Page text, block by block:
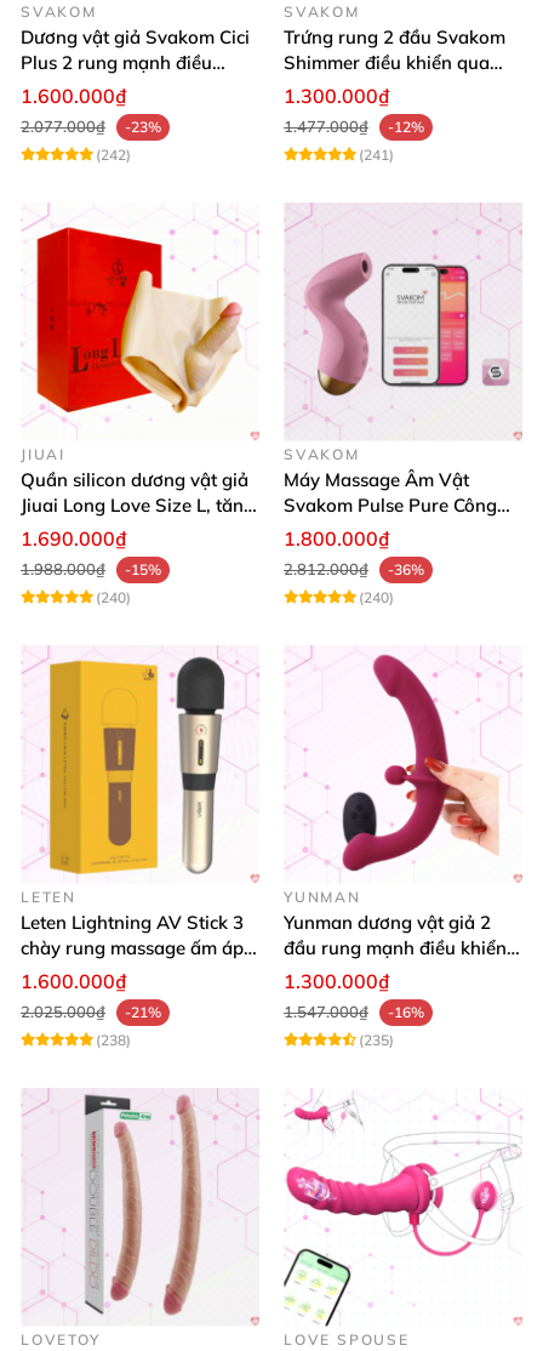
SVAKOM
Dương vật giả Svakom Cici
Plus 2 rung mạnh điều
khiển App an toàn
1.600.000₫
2.077.000₫
-23%
(242)
SVAKOM
Trứng rung 2 đầu Svakom
Shimmer điều khiển qua
App siêu kích thích
1.300.000₫
1.477.000₫
-12%
(241)
JIUAI
Quần silicon dương vật giả
Jiuai Long Love Size L, tăng
khoái cảm, giá tốt
1.690.000₫
1.988.000₫
-15%
(240)
SVAKOM
Máy Massage Âm Vật
Svakom Pulse Pure Công
Nghệ Sóng Âm Hút Mạnh
1.800.000₫
2.812.000₫
-36%
(240)
LETEN
Leten Lightning AV Stick 3
chày rung massage ấm áp
kích thích
1.600.000₫
2.025.000₫
-21%
(238)
YUNMAN
Yunman dương vật giả 2
đầu rung mạnh điều khiển
từ xa Les
1.300.000₫
1.547.000₫
-16%
(235)
LOVETOY LOVE SPOUSE